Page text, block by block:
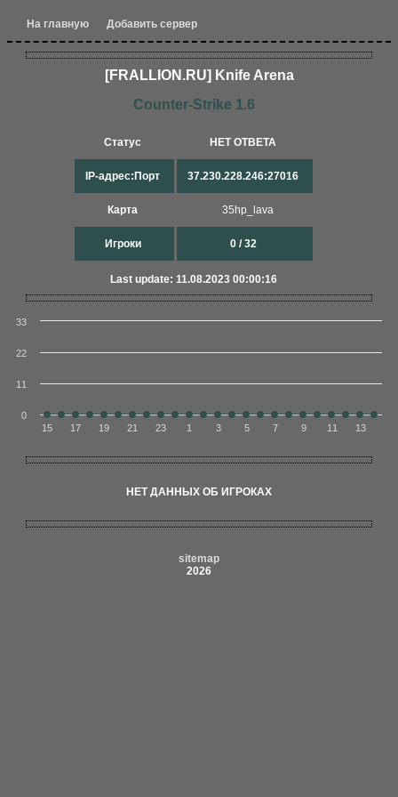
На главную Добавить сервер
[FRALLION.RU] Knife Arena
Counter-Strike 1.6
Статус
IP-адрес:Порт
Карта
Игроки
НЕТ ОТВЕТА
37.230.228.246:27016
35hp_lava
0 / 32
Last update: 11.08.2023 00:00:16
15 17 19 21 23 1 3 5 7 9 11 13
0
11
22
33
НЕТ ДАННЫХ ОБ ИГРОКАХ
sitemap
2026